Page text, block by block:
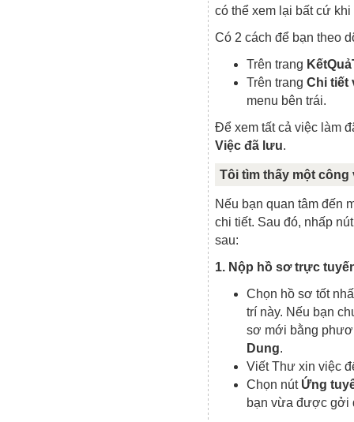
có thể xem lại bất cứ khi
Có 2 cách để bạn theo
Trên trang
Trên trang Chi tiết
menu bên trái.
Để xem tất cả việc làm
Việc đã lưu.
Tôi tìm thấy một
Nếu bạn quan tâm đến
chi tiết. Sau đó, nhấp
sau:
1. Nộp hồ sơ trực
Chọn hồ sơ tốt
trí này. Nếu bạn
sơ mới bằng
Dung.
Viết Thư xin việc
Chọn nút Ứng
bạn vừa được gởi